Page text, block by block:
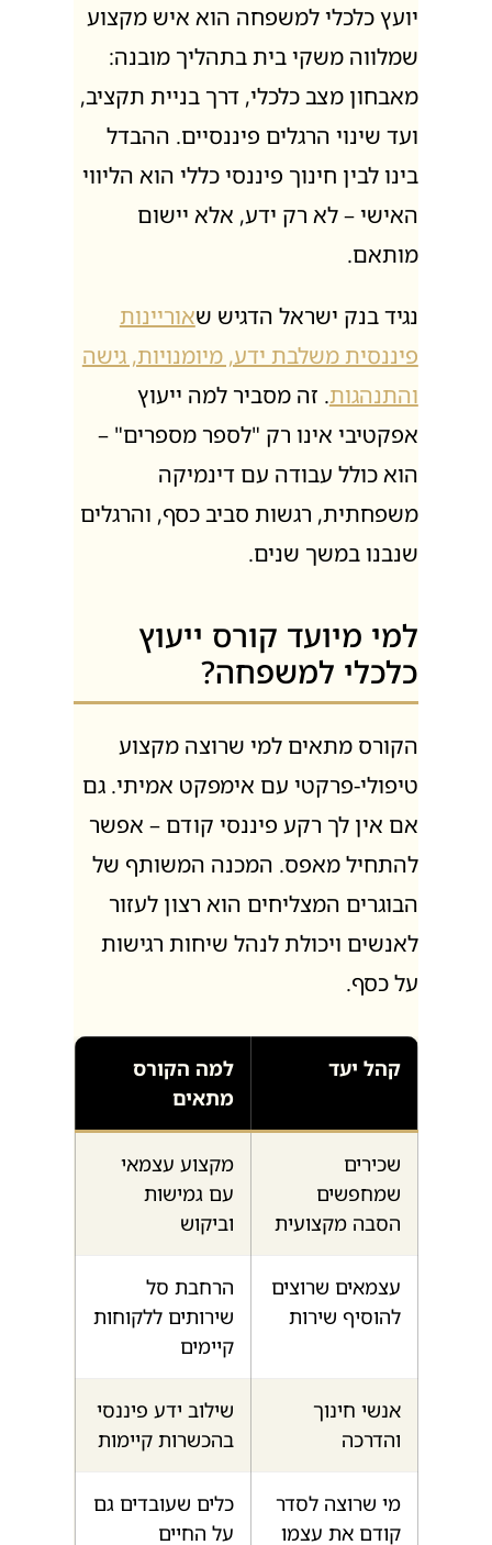
יועץ כלכלי למשפחה הוא איש מקצוע
שמלווה משקי בית בתהליך מובנה:
מאבחון מצב כלכלי, דרך בניית תקציב,
ועד שינוי הרגלים פיננסיים. ההבדל
בינו לבין חינוך פיננסי כללי הוא הליווי
האישי – לא רק ידע, אלא יישום
נגיד בנק ישראל הדגיש שאוריינות
פיננסית משלבת ידע, מיומנויות, גישה
והתנהגות . זה מסביר למה ייעוץ
אפקטיבי אינו רק "לספר מספרים" –
הוא כולל עבודה עם דינמיקה
משפחתית, רגשות סביב כסף, והרגלים
למי מיועד קורס ייעוץ
כלכלי למשפחה?
הקורס מתאים למי שרוצה מקצוע
טיפולי-פרקטי עם אימפקט אמיתי. גם
אם אין לך רקע פיננסי קודם – אפשר
להתחיל מאפס. המכנה המשותף של
הבוגרים המצליחים הוא רצון לעזור
לאנשים ויכולת לנהל שיחות רגישות
למה הקורס
מתאים
שכירים
שמחפשים
מקצוע עצמאי
עם גמישות
עצמאים שרוצים
הרחבת סל
שירותים ללקוחות
אנשי חינוך
שילוב ידע פיננסי
מי שרוצה לסדר
כלים שעובדים גם